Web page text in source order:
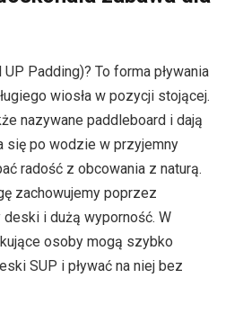
UP Padding)? To forma pływania
wiosła w pozycji stojącej.
nazywane paddleboard i dają
się po wodzie w przyjemny
radość z obcowania z naturą.
zachowujemy poprzez
i dużą wyporność. W
osoby mogą szybko
SUP i pływać na niej bez